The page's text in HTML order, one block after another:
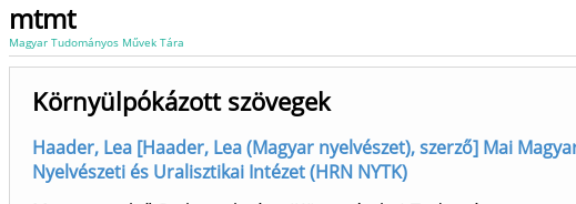
mtmt
Magyar Tudományos Művek Tára
Környülpókázott szövegek
Haader, Lea [Haader, Lea (Magyar nyelvészet), szerző] Mai
Nyelvészeti és Uralisztikai Intézet (HRN NYTK)